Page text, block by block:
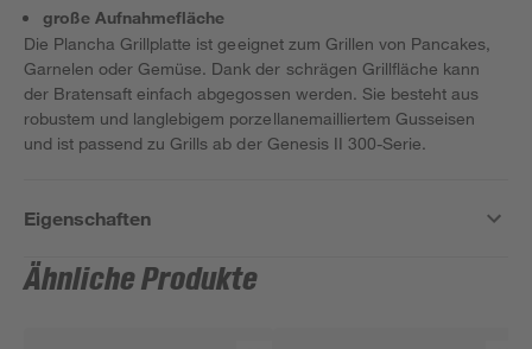
große Aufnahmefläche
Die Plancha Grillplatte ist geeignet zum Grillen von Pancakes,
Garnelen oder Gemüse. Dank der schrägen Grillfläche kann
der Bratensaft einfach abgegossen werden. Sie besteht aus
robustem und langlebigem porzellanemailliertem Gusseisen
und ist passend zu Grills ab der Genesis II 300-Serie.
Eigenschaften
Ähnliche Produkte